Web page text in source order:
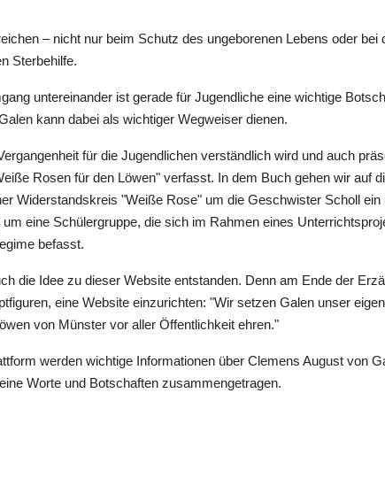
– nicht nur beim Schutz des ungeborenen Lebens oder bei
Sterbehilfe.
untereinander ist gerade für Jugendliche eine wichtige
kann dabei als wichtiger Wegweiser dienen.
für die Jugendlichen verständlich wird und auch
Rosen für den Löwen" verfasst. In dem Buch gehen wir auf
Widerstandskreis "Weiße Rose" um die Geschwister Scholl ein
eine Schülergruppe, die sich im Rahmen eines
befasst.
die Idee zu dieser Website entstanden. Denn am Ende der
eine Website einzurichten: "Wir setzen Galen unser
von Münster vor aller Öffentlichkeit ehren."
werden wichtige Informationen über Clemens August von
Worte und Botschaften zusammengetragen.